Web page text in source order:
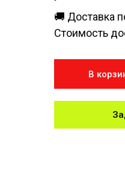
🚚 Доставка
Стоимость
В